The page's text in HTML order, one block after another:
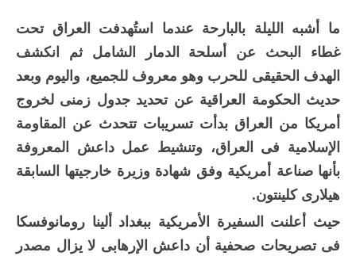
ما أشبه الليلة بالبارحة عندما استُهدفت العراق تحت
غطاء البحث عن أسلحة الدمار الشامل ثم انكشف
الهدف الحقيقى للحرب وهو معروف للجميع، واليوم وبعد
حديث الحكومة العراقية عن تحديد جدول زمنى لخروج
أمريكا من العراق بدأت تسريبات تتحدث عن المقاومة
الإسلامية فى العراق، وتنشيط عمل داعش المعروفة
بأنها صناعة أمريكية وفق شهادة وزيرة خارجيتها السابقة
هيلارى كلينتون.
حيث أعلنت السفيرة الأمريكية ببغداد ألينا رومانوفسكا
فى تصريحات صحفية أن داعش الإرهابى لا يزال مصدر